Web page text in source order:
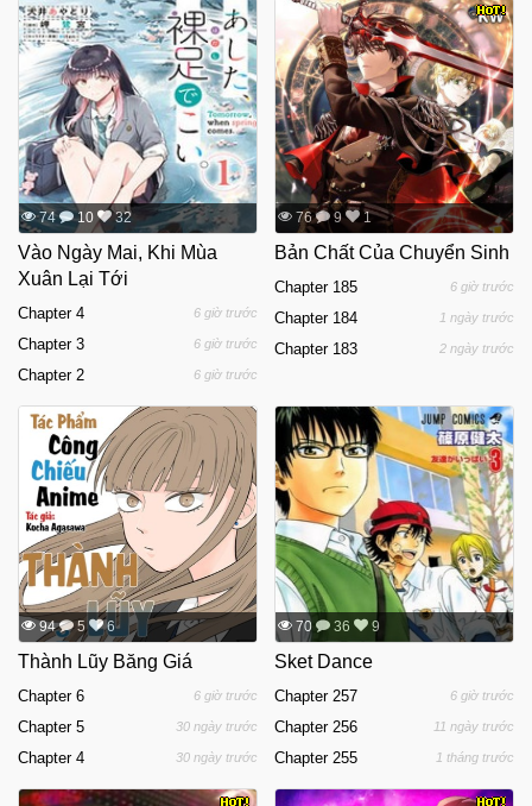
74 10 32
Vào Ngày Mai, Khi Mùa
Xuân Lại Tới
Chapter 4 6 giờ trước
Chapter 3 6 giờ trước
Chapter 2 6 giờ trước
76 9 1
Bản Chất Của Chuyển Sinh
Chapter 185 6 giờ trước
Chapter 184 1 ngày trước
Chapter 183 2 ngày trước
94 5 6
Thành Lũy Băng Giá
Chapter 6 6 giờ trước
Chapter 5 30 ngày trước
Chapter 4 30 ngày trước
70 36 9
Sket Dance
Chapter 257 6 giờ trước
Chapter 256 11 ngày trước
Chapter 255 1 tháng trước